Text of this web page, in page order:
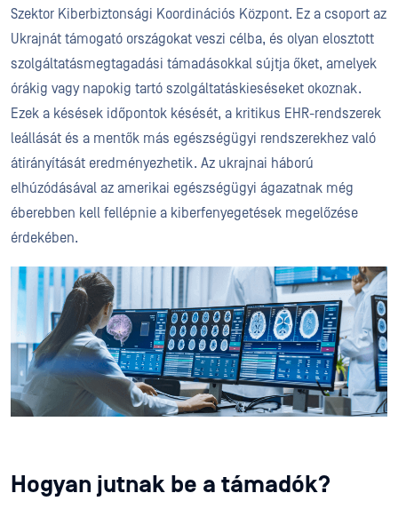
Szektor Kiberbiztonsági Koordinációs Központ. Ez a csoport az
Ukrajnát támogató országokat veszi célba, és olyan elosztott
szolgáltatásmegtagadási támadásokkal sújtja őket, amelyek
órákig vagy napokig tartó szolgáltatáskieséseket okoznak.
Ezek a késések időpontok késését, a kritikus EHR-rendszerek
leállását és a mentők más egészségügyi rendszerekhez való
átirányítását eredményezhetik. Az ukrajnai háború
elhúzódásával az amerikai egészségügyi ágazatnak még
éberebben kell fellépnie a kiberfenyegetések megelőzése
érdekében.
Hogyan jutnak be a támadók?